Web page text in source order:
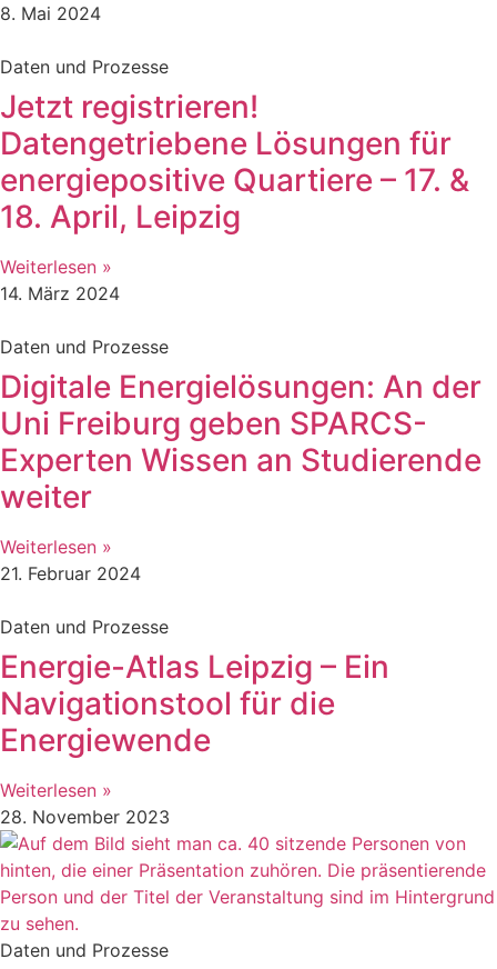
8. Mai 2024
Daten und Prozesse
Jetzt registrieren!
Datengetriebene Lösungen für
energiepositive Quartiere – 17. &
18. April, Leipzig
Weiterlesen »
14. März 2024
Daten und Prozesse
Digitale Energielösungen: An der
Uni Freiburg geben SPARCS-
Experten Wissen an Studierende
weiter
Weiterlesen »
21. Februar 2024
Daten und Prozesse
Energie-Atlas Leipzig – Ein
Navigationstool für die
Energiewende
Weiterlesen »
28. November 2023
Daten und Prozesse